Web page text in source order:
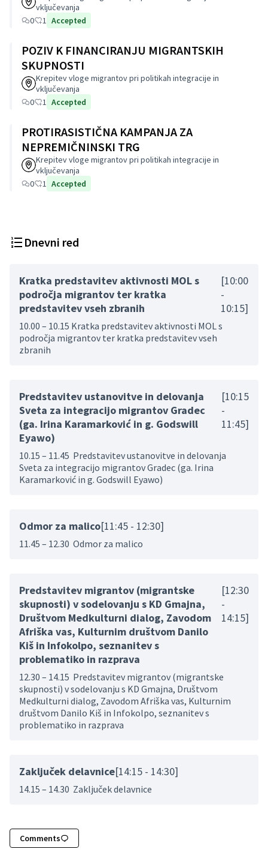
vključevanja
0
1 Accepted
POZIV K FINANCIRANJU MIGRANTSKIH
SKUPNOSTI
Krepitev vloge migrantov pri politikah integracije in
vključevanja
0
1 Accepted
PROTIRASISTIČNA KAMPANJA ZA
NEPREMIČNINSKI TRG
Krepitev vloge migrantov pri politikah integracije in
vključevanja
0
1 Accepted
Dnevni red
Kratka predstavitev aktivnosti MOL s
področja migrantov ter kratka
predstavitev vseh zbranih
[10:00
-
10:15]
10.00 – 10.15 Kratka predstavitev aktivnosti MOL s
področja migrantov ter kratka predstavitev vseh
zbranih
Predstavitev ustanovitve in delovanja
Sveta za integracijo migrantov Gradec
(ga. Irina Karamarković in g. Godswill
Eyawo)
[10:15
-
11:45]
10.15 – 11.45 Predstavitev ustanovitve in delovanja
Sveta za integracijo migrantov Gradec (ga. Irina
Karamarković in g. Godswill Eyawo)
Odmor za malico[11:45 - 12:30]
11.45 – 12.30 Odmor za malico
Predstavitev migrantov (migrantske
skupnosti) v sodelovanju s KD Gmajna,
Društvom Medkulturni dialog, Zavodom
Afriška vas, Kulturnim društvom Danilo
Kiš in Infokolpo, seznanitev s
problematiko in razprava
[12:30
-
14:15]
12.30 – 14.15 Predstavitev migrantov (migrantske
skupnosti) v sodelovanju s KD Gmajna, Društvom
Medkulturni dialog, Zavodom Afriška vas, Kulturnim
društvom Danilo Kiš in Infokolpo, seznanitev s
problematiko in razprava
Zaključek delavnice[14:15 - 14:30]
14.15 – 14.30 Zaključek delavnice
Comments